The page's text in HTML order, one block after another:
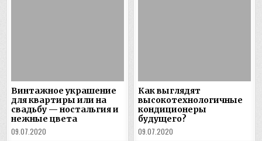
Винтажное украшение
для квартиры или на
свадьбу — ностальгия и
нежные цвета
09.07.2020
Как выглядят
высокотехнологичные
кондиционеры
будущего?
09.07.2020